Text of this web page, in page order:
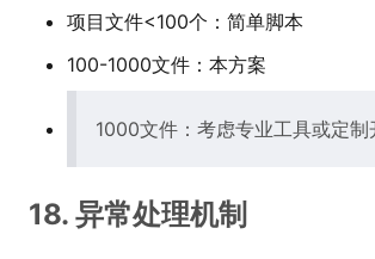
项目文件<100个：简单脚本
100-1000文件：本方案
1000文件：考虑专业工具或定制
18. 异常处理机制